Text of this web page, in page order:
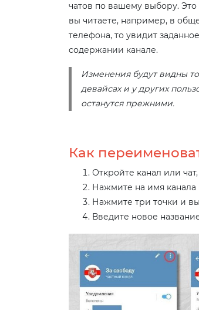
чатов по вашему выбору. Это
вы читаете, например, в
телефона, то увидит
содержании канале.
Изменения будут видны
девайсах и у других
останутся прежними.
Как
Откройте канал или
Нажмите на имя канала
Нажмите три точки и
Введите новое